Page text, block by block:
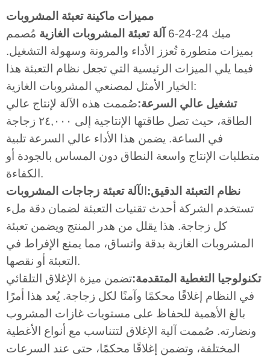
مميزات ماكينة تعبئة المشروبات
ميك 24-24-6
آلة تعبئة المشروبات الغازية مُصمم
بميزات متطورة تُعزز الأداء والمرونة وسهولة التشغيل.
فيما يلي الميزات الرئيسية التي تجعل نظام التعبئة هذا
الخيار الأمثل لمصنعي المشروبات الغازية:
تشغيل عالي السرعة:صُممت هذه الآلة لإنتاج عالي
الطاقة، حيث تصل طاقتها الإنتاجية إلى ٢٤,٠٠٠ زجاجة
في الساعة. يضمن هذا الأداء عالي السرعة تلبية
متطلبات الإنتاج واسعة النطاق دون المساس بالجودة أو
الكفاءة.
نظام التعبئة الدقيق: الآلة تعبئة زجاجات المشروبات
تستخدم الشركة أحدث تقنيات التعبئة لضمان دقة ملء
كل زجاجة. هذا يقلل من هدر المنتج ويضمن تعبئة
المشروبات الغازية بدقة واتساق، مما يمنع الإفراط في
التعبئة أو نقصها.
تكنولوجيا التغطية المتقدمة:تضمن ميزة الإغلاق التلقائي
في النظام إغلاقًا محكمًا وآمنًا لكل زجاجة. يُعد هذا أمرًا
بالغ الأهمية للحفاظ على مستويات غازات المشروب
ونضارته. صُممت آلية الإغلاق لتتناسب مع أنواع الأغطية
المختلفة، وتضمن إغلاقًا محكمًا، حتى عند السرعات